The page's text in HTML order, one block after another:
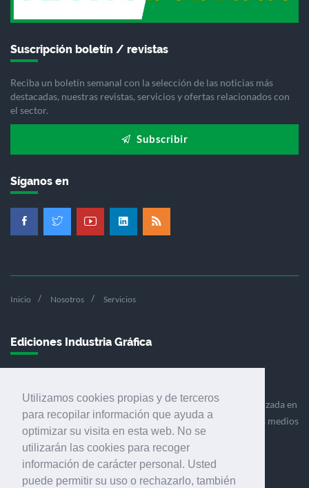
Utilizamos cookies propias y de terceros
para recopilar información que ayuda a
optimizar su visita en esta web. No se
utilizarán las cookies para recoger
información de carácter personal. Usted
puede permitir su uso o rechazarlo, también
Suscripción boletín / revistas
Reciba un boletín semanal con la selección de las noticias más
destacadas, nuestras revistas, servicios y ofertas relacionados con
el sector.
Subscribir
Síganos en
Inicio Nosotros Servicios
Ediciones Industria Gráfica
Ediciones Industria Gráfica es una empresa editora especializada en
el mercado de la comunicación gráfica que engloba diversos medios
profesionales especializados en el mercado gráfico, la
comunicación visual y el envasado.